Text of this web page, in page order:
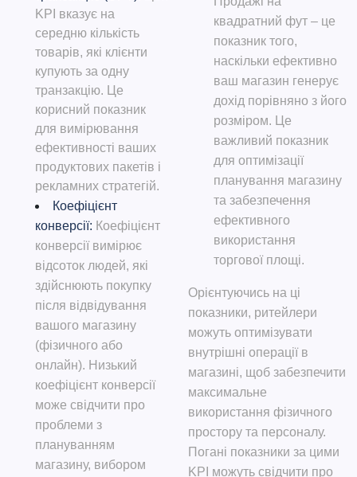
KPI вказує на
середню кількість
товарів, які клієнти
купують за одну
транзакцію. Це
корисний показник
для вимірювання
ефективності ваших
продуктових пакетів і
рекламних стратегій.
Коефіцієнт
конверсії: Коефіцієнт
конверсії вимірює
відсоток людей, які
здійснюють покупку
після відвідування
вашого магазину
(фізичного або
онлайн). Низький
коефіцієнт конверсії
може свідчити про
проблеми з
плануванням
магазину, вибором
квадратний фут – це
показник того,
наскільки ефективно
ваш магазин генерує
дохід порівняно з його
розміром. Це
важливий показник
для оптимізації
планування магазину
та забезпечення
ефективного
використання
торгової площі.
Орієнтуючись на ці
показники, ритейлери
можуть оптимізувати
внутрішні операції в
магазині, щоб забезпечити
максимальне
використання фізичного
простору та персоналу.
Погані показники за цими
KPI можуть свідчити про